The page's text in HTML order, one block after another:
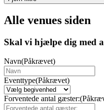
Alle venues siden
Skal vi hjælpe dig med
Navn(Påkrævet)
Eventtype(Påkrævet)
Forventede antal gæster: